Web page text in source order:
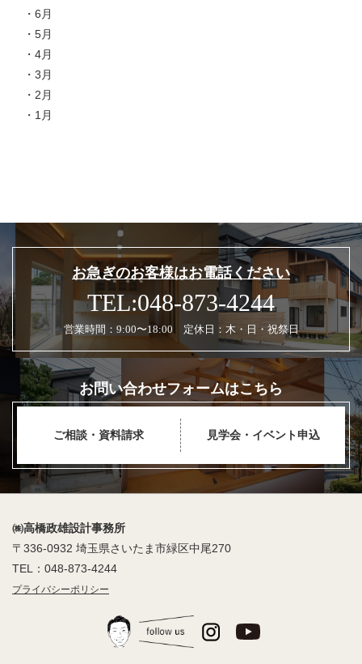
6月
5月
4月
3月
2月
1月
お急ぎのお客様はお電話ください
TEL:048-873-4244
営業時間：9:00〜18:00 定休日：木・日・祝祭日
お問い合わせフォームはこちら
ご相談・資料請求 見学会・イベント申込
㈱高橋政雄設計事務所
〒336-0932 埼玉県さいたま市緑区中尾270
TEL：048-873-4244
プライバシーポリシー